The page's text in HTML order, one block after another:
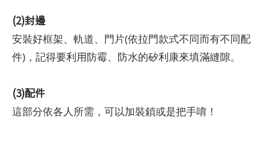
(2)封邊
安裝好框架、軌道、門片(依拉門款式不同而有不同配
件)，記得要利用防霉、防水的矽利康來填滿縫隙。
(3)配件
這部分依各人所需，可以加裝鎖或是把手唷！